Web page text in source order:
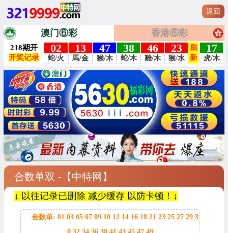
返回
澳门⑥彩 香港⑥彩